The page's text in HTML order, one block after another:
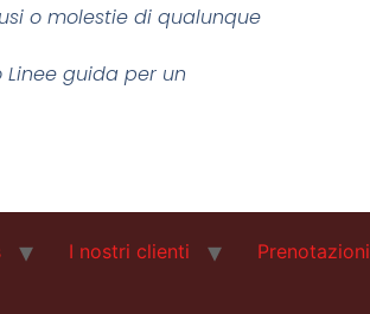
o molestie di qualunque
guida per un
I nostri clienti Prenotazioni